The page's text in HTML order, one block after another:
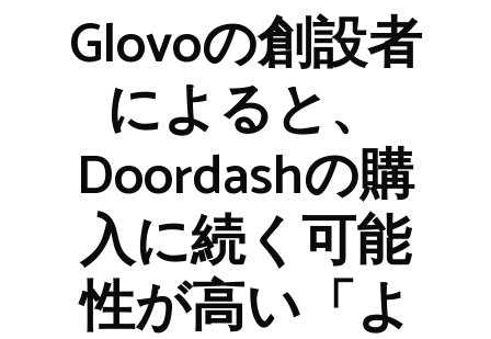
Glovoの創設者
によると、
Doordashの購
入に続く可能
性が高い「よ